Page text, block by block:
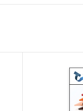
доступный
месяц,
года
месяцам, 2021-
средние